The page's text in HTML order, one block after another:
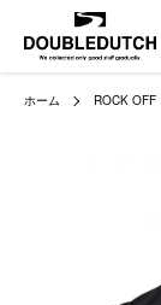
ホーム ROCK OFF